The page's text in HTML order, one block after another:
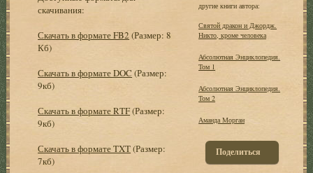
скачивания:
Скачать в формате FB2 (Размер: 8
Кб)
Скачать в формате DOC (Размер:
9кб)
Скачать в формате RTF(Размер:
9кб)
Скачать в формате TXT(Размер:
7кб)
другие книги автора:
Святой дракон и Джордж.
Никто, кроме человека
Абсолютная Энциклопедия.
Том 1
Абсолютная Энциклопедия.
Том 2
Аманда Морган
Поделиться